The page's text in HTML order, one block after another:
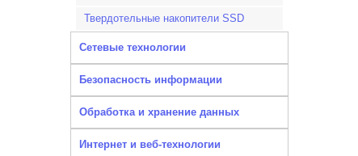
Твердотельные накопители SSD
Сетевые технологии
Безопасность информации
Обработка и хранение данных
Интернет и веб-технологии